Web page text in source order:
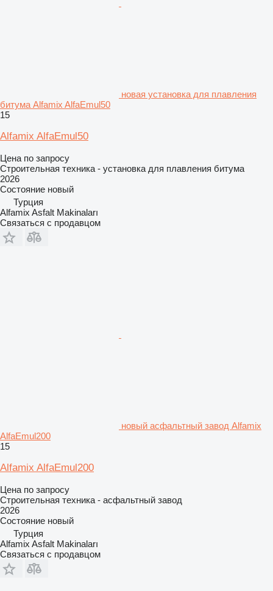
новая установка для плавления
битума Alfamix AlfaEmul50
15
Alfamix AlfaEmul50
Цена по запросу
Строительная техника - установка для плавления битума
2026
Состояние новый
Турция
Alfamix Asfalt Makinaları
Связаться с продавцом
новый асфальтный завод Alfamix
AlfaEmul200
15
Alfamix AlfaEmul200
Цена по запросу
Строительная техника - асфальтный завод
2026
Состояние новый
Турция
Alfamix Asfalt Makinaları
Связаться с продавцом